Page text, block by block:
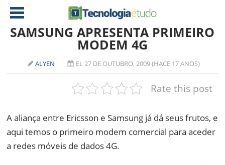
AMD
ATI
NVIDIA
SOFTWARE
TABLETS
IOS
NOKIA
JOGOS
DOWNLOADS
ANÁLISE
SAMSUNG APRESENTA PRIMEIRO
MODEM 4G
ALYEN EL 27 DE OUTUBRO, 2009 (HACE 17 ANOS)
Rate this post
A aliança entre Ericsson e Samsung já dá seus frutos, e
aqui temos o primeiro modem comercial para aceder
a redes móveis de dados 4G.